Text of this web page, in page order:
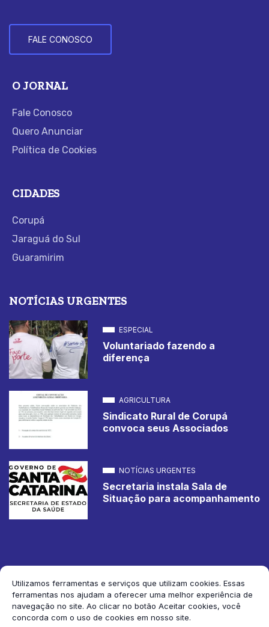
Utilizamos ferramentas e serviços que utilizam cookies. Essas
ferramentas nos ajudam a oferecer uma melhor experiência de
navegação no site. Ao clicar no botão Aceitar cookies, você
concorda com o uso de cookies em nosso site.
FALE CONOSCO
O JORNAL
Fale Conosco
Quero Anunciar
Política de Cookies
CIDADES
Corupá
Jaraguá do Sul
Guaramirim
NOTÍCIAS URGENTES
ESPECIAL
Voluntariado fazendo a
diferença
AGRICULTURA
Sindicato Rural de Corupá
convoca seus Associados
NOTÍCIAS URGENTES
Secretaria instala Sala de
Situação para acompanhamento
2026 Jornal de Corupá. Todos os direitos reservados.